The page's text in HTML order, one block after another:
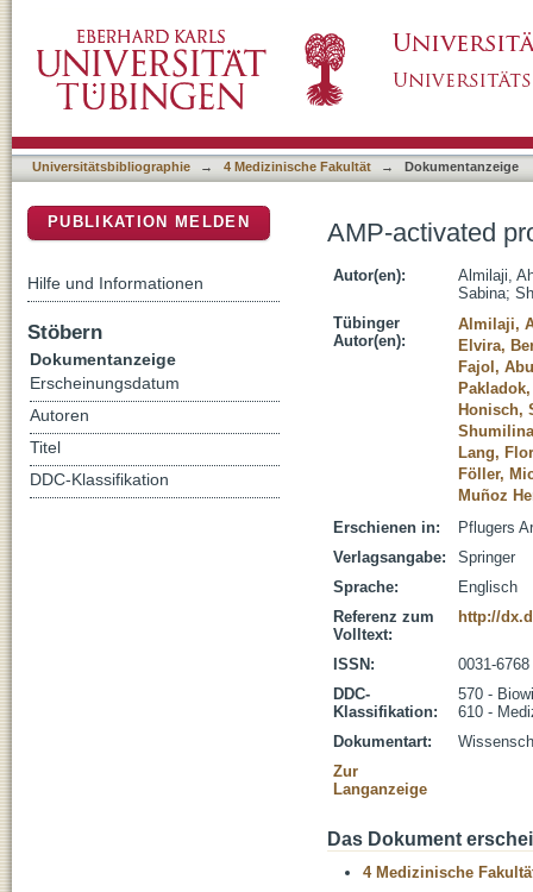
Universitätsbibliographie → 4 Medizinische Fakultät → Dokumentanzeige
AMP-activated
Autor(en):
Almilaji,
Sabina;
Tübinger
Autor(en):
Almilaji,
Elvira,
Fajol,
Honisch,
Lang,
Föller,
Muñoz
Erschienen in:
Pflugers
Verlagsangabe:
Springer
Sprache:
Englisch
Referenz zum
Volltext:
http://
ISSN:
0031-6768
DDC-
Klassifikation:
570 -
610 -
Dokumentart:
Zur
Langanzeige
Das Dokument
4 Medizinische
PUBLIKATION MELDEN
Hilfe und Informationen
Stöbern
Dokumentanzeige
Erscheinungsdatum
Autoren
Titel
DDC-Klassifikation